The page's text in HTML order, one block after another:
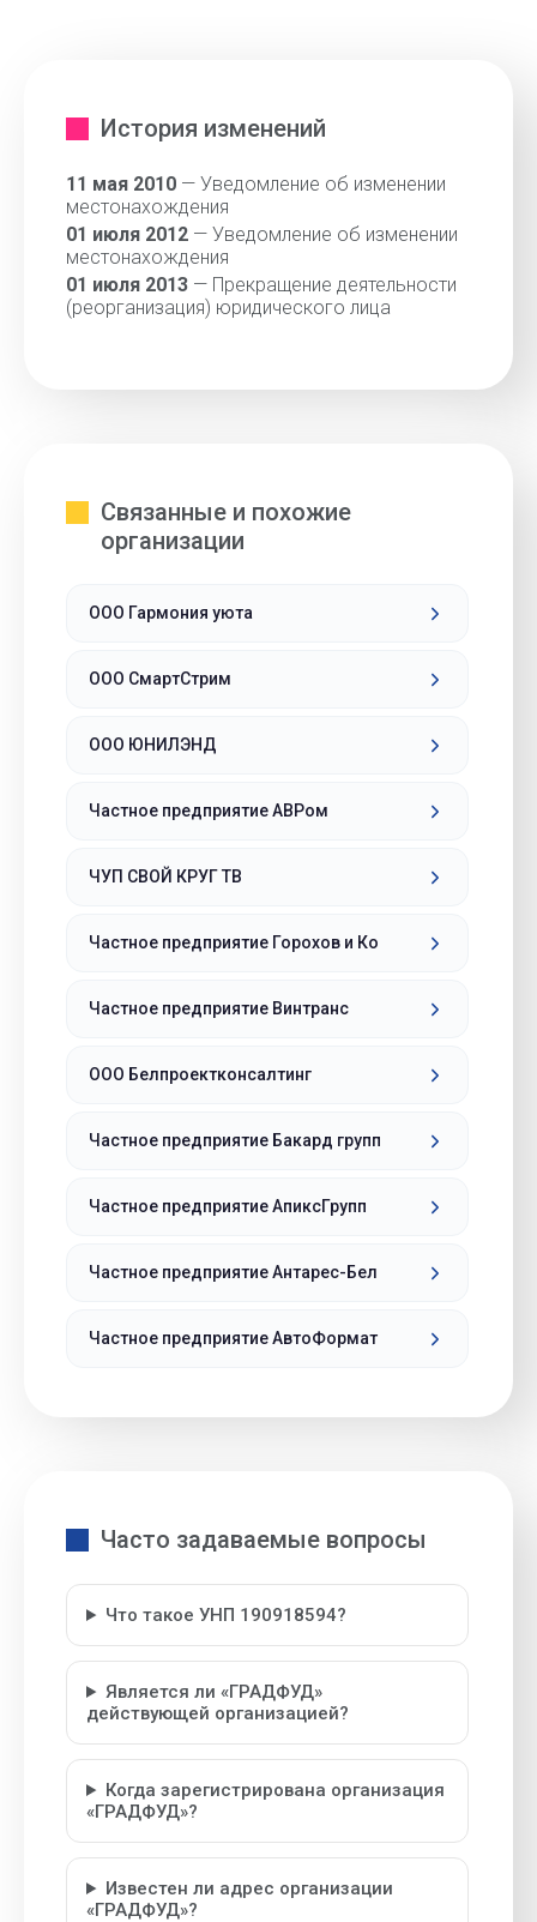
История изменений
11 мая 2010 — Уведомление об изменении
местонахождения
01 июля 2012 — Уведомление об изменении
местонахождения
01 июля 2013 — Прекращение деятельности
(реорганизация) юридического лица
Связанные и похожие
организации
ООО Гармония уюта
ООО СмартСтрим
ООО ЮНИЛЭНД
Частное предприятие АВРом
ЧУП СВОЙ КРУГ ТВ
Частное предприятие Горохов и Ко
Частное предприятие Винтранс
ООО Белпроектконсалтинг
Частное предприятие Бакард групп
Частное предприятие АпиксГрупп
Частное предприятие Антарес-Бел
Частное предприятие АвтоФормат
Часто задаваемые вопросы
Что такое УНП 190918594?
Является ли «ГРАДФУД»
действующей организацией?
Когда зарегистрирована организация
«ГРАДФУД»?
Известен ли адрес организации
«ГРАДФУД»?